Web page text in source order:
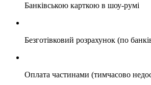
Банківською карткою в шоу-румі
Безготівковий розрахунок (по
Оплата частинами (тимчасово